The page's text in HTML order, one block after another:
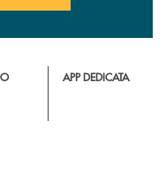
APP DEDICATA